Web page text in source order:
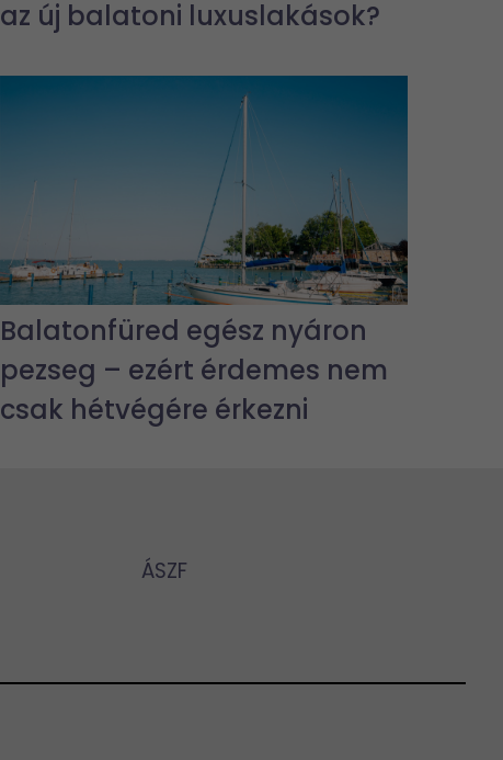
az új balatoni luxuslakások?
Balatonfüred egész nyáron
pezseg – ezért érdemes nem
csak hétvégére érkezni
ÁSZF